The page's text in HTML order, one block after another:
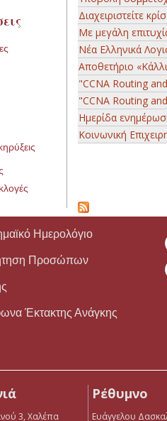
Διαχειριστείτε
Με μεγάλη
Νέα Ελληνικά
Αποθετήριο
"CCNA Routing
"CCNA Routing
Ημερίδα
Κοινωνική
Ημερολόγιο
Προσώπων
Έκτακτης Ανάγκης
3, Χαλέπα
Ρέθυμνο
Ευάγγελου